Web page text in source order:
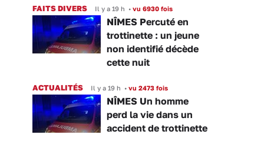
FAITS DIVERS Il y a 19 h • vu 6930 fois
NÎMES Percuté en
trottinette : un jeune
non identifié décède
cette nuit
ACTUALITÉS Il y a 19 h • vu 2473 fois
NÎMES Un homme
perd la vie dans un
accident de trottinette